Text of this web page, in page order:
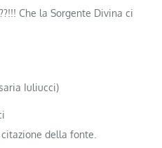
Che la Sorgente Divina ci
Iuliucci)
della fonte.